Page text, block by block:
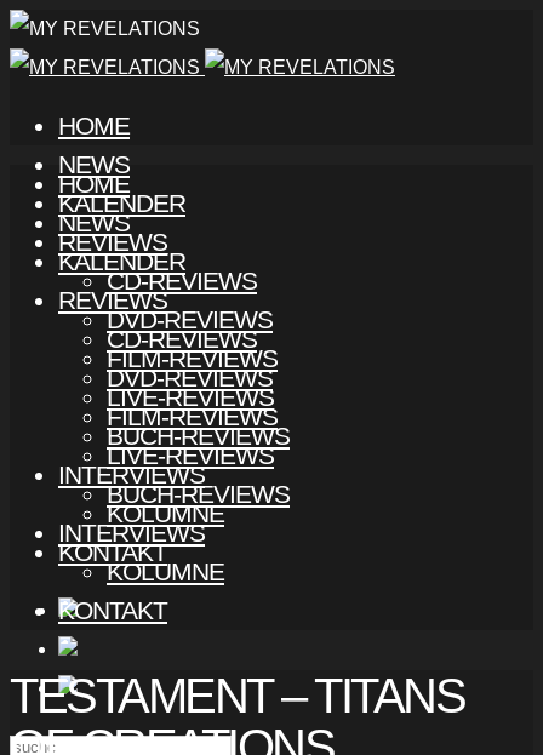
HOME
NEWS
KALENDER
REVIEWS
CD-REVIEWS
DVD-REVIEWS
FILM-REVIEWS
LIVE-REVIEWS
BUCH-REVIEWS
INTERVIEWS
KOLUMNE
KONTAKT
HOME
NEWS
KALENDER
REVIEWS
CD-REVIEWS
DVD-REVIEWS
FILM-REVIEWS
LIVE-REVIEWS
BUCH-REVIEWS
INTERVIEWS
KOLUMNE
KONTAKT
TESTAMENT – TITANS